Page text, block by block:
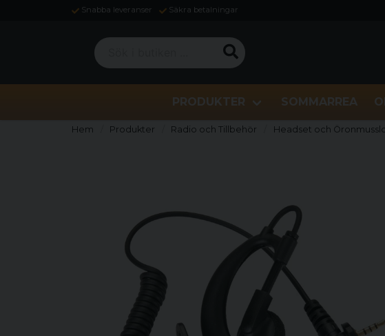
Snabba leveranser Säkra betalningar
Sök i butiken ...
PRODUKTER SOMMARREA
Hem Produkter Radio och Tillbehör Headset och